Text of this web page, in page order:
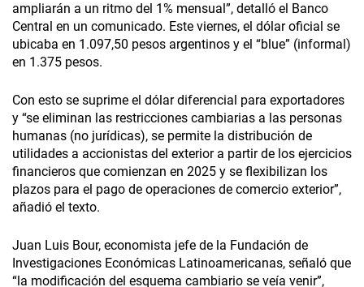
ampliarán a un ritmo del 1% mensual”, detalló el Banco
Central en un comunicado. Este viernes, el dólar oficial se
ubicaba en 1.097,50 pesos argentinos y el “blue” (informal)
en 1.375 pesos.
Con esto se suprime el dólar diferencial para exportadores
y “se eliminan las restricciones cambiarias a las personas
humanas (no jurídicas), se permite la distribución de
utilidades a accionistas del exterior a partir de los ejercicios
financieros que comienzan en 2025 y se flexibilizan los
plazos para el pago de operaciones de comercio exterior”,
añadió el texto.
Juan Luis Bour, economista jefe de la Fundación de
Investigaciones Económicas Latinoamericanas, señaló que
“la modificación del esquema cambiario se veía venir”,